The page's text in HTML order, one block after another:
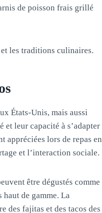
de poisson frais grillé
les traditions culinaires.
États-Unis, mais aussi
leur capacité à s’adapter
appréciées lors de repas en
et l’interaction sociale.
être dégustés comme
de gamme. La
des fajitas et des tacos des